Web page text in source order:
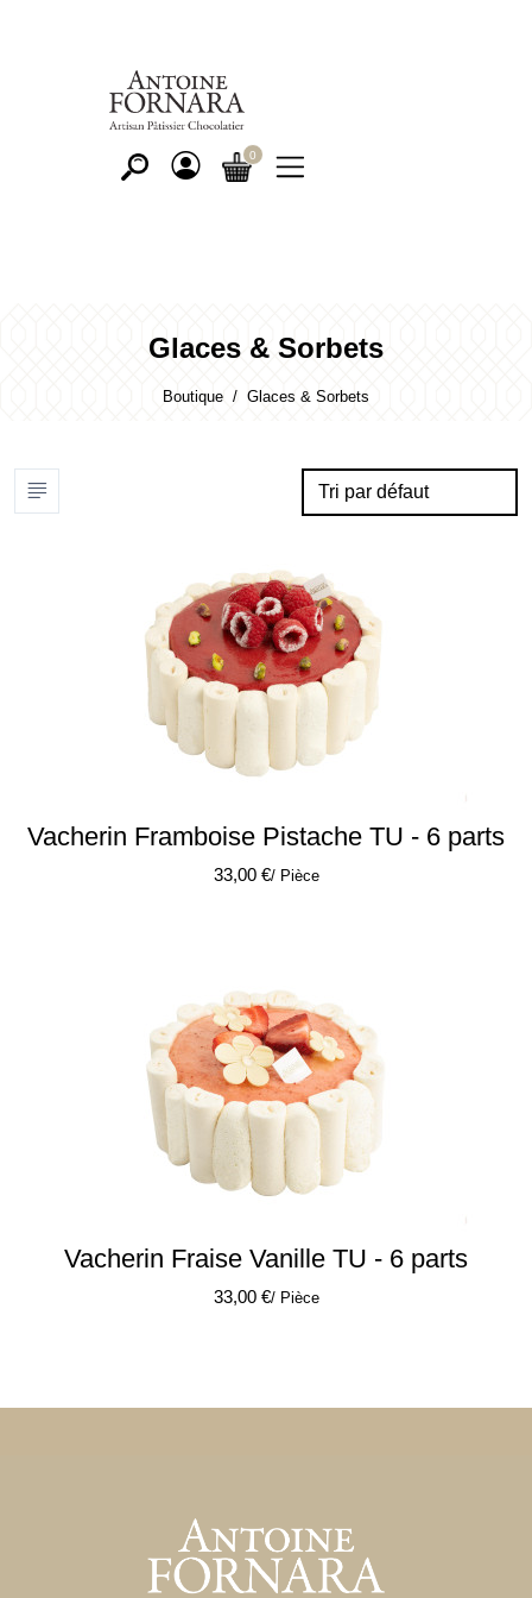
Glaces & Sorbets
Boutique Glaces & Sorbets
Vacherin Framboise Pistache TU - 6 parts
33,00 €/ Pièce
Vacherin Fraise Vanille TU - 6 parts
33,00 €/ Pièce